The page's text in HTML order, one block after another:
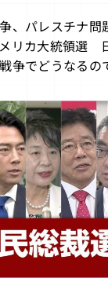
、パレスチナ問
リカ大統領選
争でどうなるの